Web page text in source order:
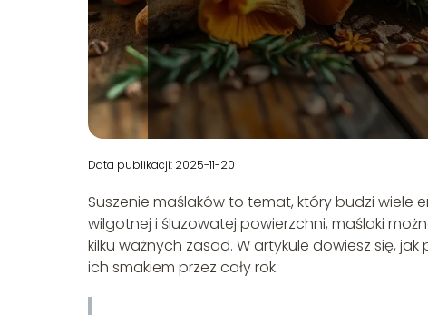
Data publikacji: 2025-11-20
Suszenie maślaków to temat, który budzi wiele
wilgotnej i śluzowatej powierzchni, maślaki
kilku ważnych zasad. W artykule dowiesz się,
ich smakiem przez cały rok.